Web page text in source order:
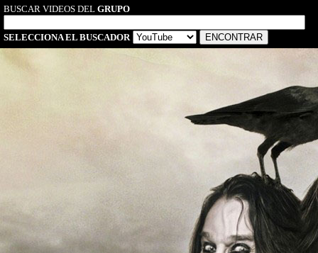
BUSCAR VIDEOS DEL GRUPO
SELECCIONA EL BUSCADOR